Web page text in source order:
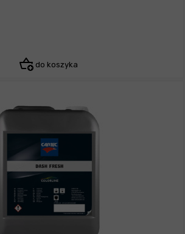
do koszyka